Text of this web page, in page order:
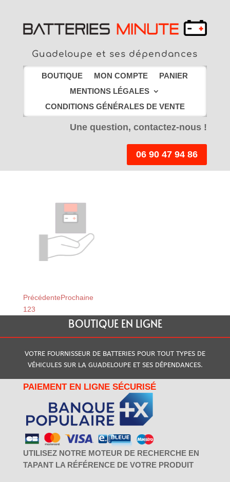
Guadeloupe et ses dépendances
BOUTIQUE MON COMPTE
PANIER
MENTIONS LÉGALES
CONDITIONS GÉNÉRALES DE VENTE
Une question, contactez-nous !
06 90 47 94 86
PrécédenteProchaine
1 23
BOUTIQUE EN LIGNE
VOTRE FOURNISSEUR DE BATTERIES POUR TOUT TYPES DE
VÉHICULES SUR LA GUADELOUPE ET SES DÉPENDANCES.
PAIEMENT EN LIGNE SÉCURISÉ
UTILISEZ NOTRE MOTEUR DE RECHERCHE EN
TAPANT LA RÉFÉRENCE DE VOTRE PRODUIT